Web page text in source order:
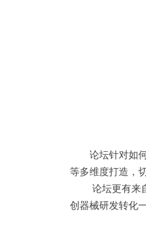
论坛针对如何
等多维度打造，
论坛更有来自
创器械研发转化